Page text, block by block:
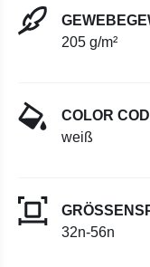
205 g/m²
COLOR
weiß
32n-56n